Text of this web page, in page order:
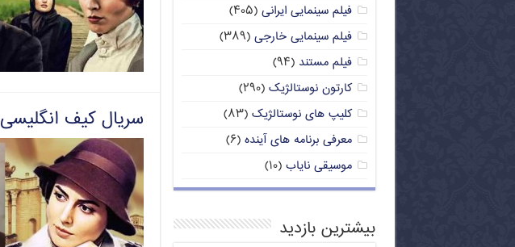
سریال کیف انگلیسی ۱۳۷۸
فیلم سینمایی ایرانی (۴۰۵)
فیلم سینمایی خارجی (۳۸۹)
فیلم مستند (۹۴)
کارتون نوستالژیک (۲۹۰)
کلیپ های نوستالژیک (۸۳)
معرفی برنامه های آینده (۶)
موسیقی نایاب (۱۰)
بیشترین بازدید